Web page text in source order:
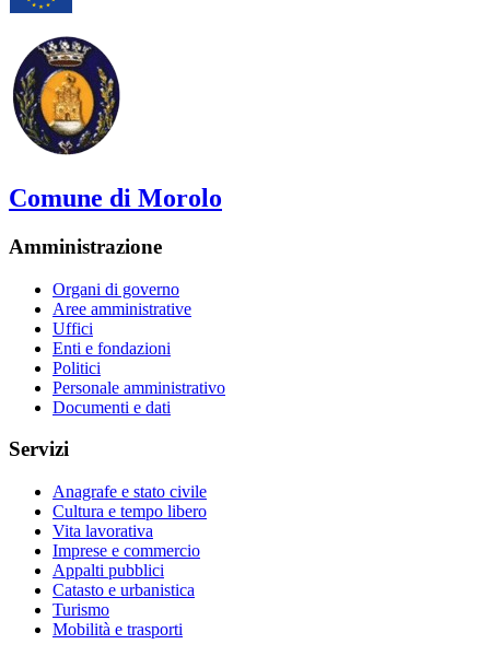
Comune di Morolo
Amministrazione
Organi di governo
Aree amministrative
Uffici
Enti e fondazioni
Politici
Personale amministrativo
Documenti e dati
Servizi
Anagrafe e stato civile
Cultura e tempo libero
Vita lavorativa
Imprese e commercio
Appalti pubblici
Catasto e urbanistica
Turismo
Mobilità e trasporti